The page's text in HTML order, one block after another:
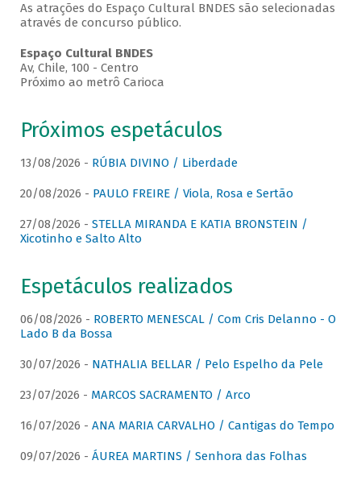
As atrações do Espaço Cultural BNDES são selecionadas
através de concurso público.
Espaço Cultural BNDES
Av, Chile, 100 - Centro
Próximo ao metrô Carioca
Próximos espetáculos
13/08/2026 - RÚBIA DIVINO / Liberdade
20/08/2026 - PAULO FREIRE / Viola, Rosa e Sertão
27/08/2026 - STELLA MIRANDA E KATIA BRONSTEIN /
Xicotinho e Salto Alto
Espetáculos realizados
06/08/2026 - ROBERTO MENESCAL / Com Cris Delanno - O
Lado B da Bossa
30/07/2026 - NATHALIA BELLAR / Pelo Espelho da Pele
23/07/2026 - MARCOS SACRAMENTO / Arco
16/07/2026 - ANA MARIA CARVALHO / Cantigas do Tempo
09/07/2026 - ÁUREA MARTINS / Senhora das Folhas